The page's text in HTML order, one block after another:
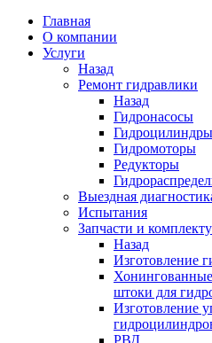
Главная
О компании
Услуги
Назад
Ремонт гидравлики
Назад
Гидронасосы
Гидроцилиндры
Гидромоторы
Редукторы
Выездная
Испытания
Запчасти и
Назад
Изготовление
штоки для
Изготовление